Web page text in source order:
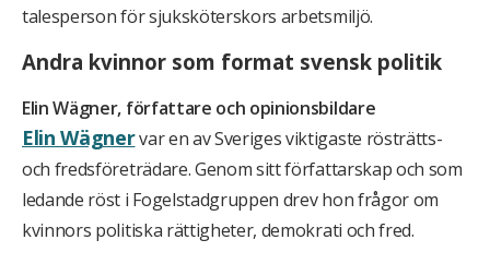
talesperson för sjuksköterskors arbetsmiljö.
Andra kvinnor som format svensk politik
Elin Wägner, författare och opinionsbildare
Elin Wägnervar en av Sveriges viktigaste rösträtts-
och fredsföreträdare. Genom sitt författarskap och som
ledande röst i Fogelstadgruppen drev hon frågor om
kvinnors politiska rättigheter, demokrati och fred.